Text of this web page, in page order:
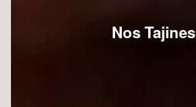
Nos Tajines